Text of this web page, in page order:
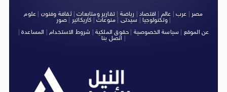
مصر عرب عالم اقتصاد رياضة |تقارير ومتابعات|ثقافة وفنون
علوم
وتكنولوجيا| سيدتى منوعات كاريكاتير صور
|
عن الموقع
سياسة الخصوصية حقوق الملكية شروط الاستخدام| المساعدة|
اتصل بنا